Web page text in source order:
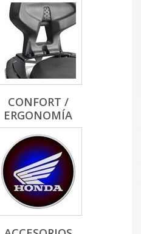
CONFORT /
ERGONOMÍA